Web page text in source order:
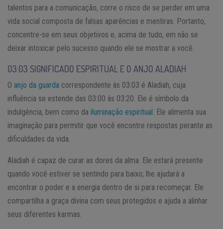
talentos para a comunicação, corre o risco de se perder em uma
vida social composta de falsas aparências e mentiras. Portanto,
concentre-se em seus objetivos e, acima de tudo, em não se
deixar intoxicar pelo sucesso quando ele se mostrar a você.
03:03 SIGNIFICADO ESPIRITUAL E O ANJO ALADIAH
O anjo da guarda correspondente às 03:03 é Aladiah, cuja
influência se estende das 03:00 às 03:20. Ele é símbolo da
indulgência, bem como da iluminação espiritual. Ele alimenta sua
imaginação para permitir que você encontre respostas perante as
dificuldades da vida.
Aladiah é capaz de curar as dores da alma. Ele estará presente
quando você estiver se sentindo para baixo; lhe ajudará a
encontrar o poder e a energia dentro de si para recomeçar. Ele
compartilha a graça divina com seus protegidos e ajuda a alinhar
seus diferentes karmas.